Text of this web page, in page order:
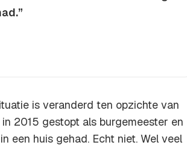
is veranderd ten opzichte van
2015 gestopt als burgemeester en
een huis gehad. Echt niet. Wel veel